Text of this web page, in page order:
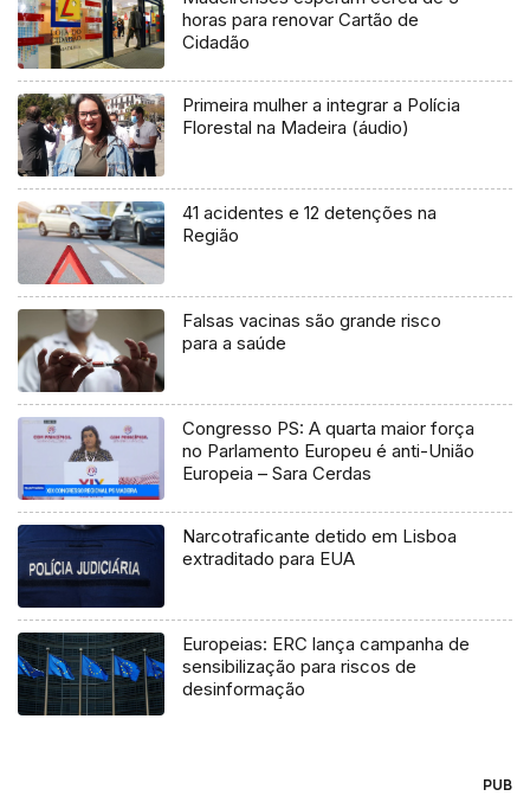
horas para renovar Cartão de
Cidadão
Primeira mulher a integrar a Polícia
Florestal na Madeira (áudio)
41 acidentes e 12 detenções na
Região
Falsas vacinas são grande risco
para a saúde
Congresso PS: A quarta maior força
no Parlamento Europeu é anti-União
Europeia – Sara Cerdas
Narcotraficante detido em Lisboa
extraditado para EUA
Europeias: ERC lança campanha de
sensibilização para riscos de
desinformação
PUB